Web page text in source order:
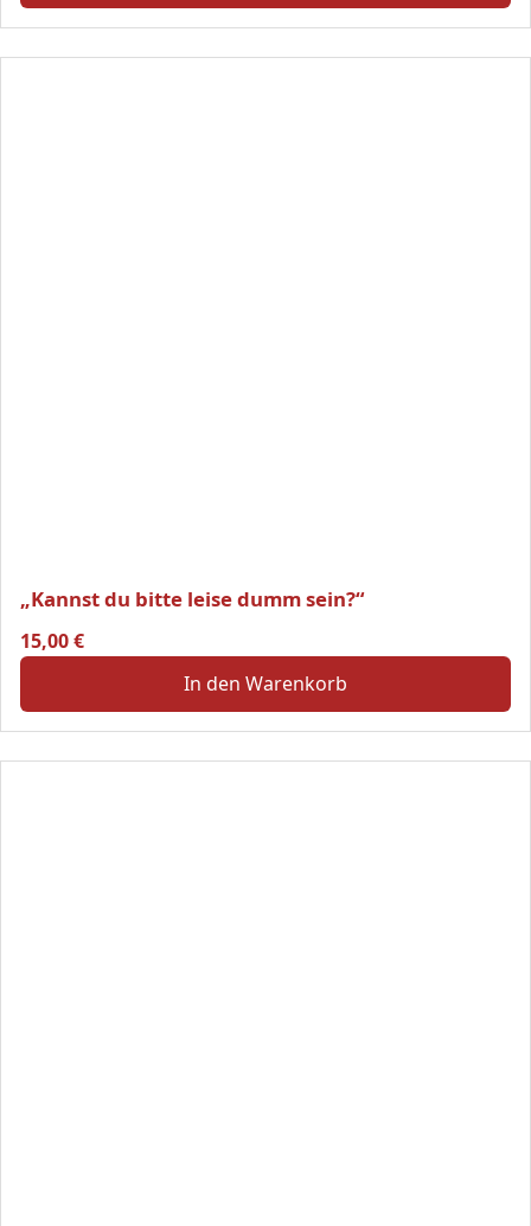
„Kannst du bitte leise dumm sein?“
15,00€
In den Warenkorb